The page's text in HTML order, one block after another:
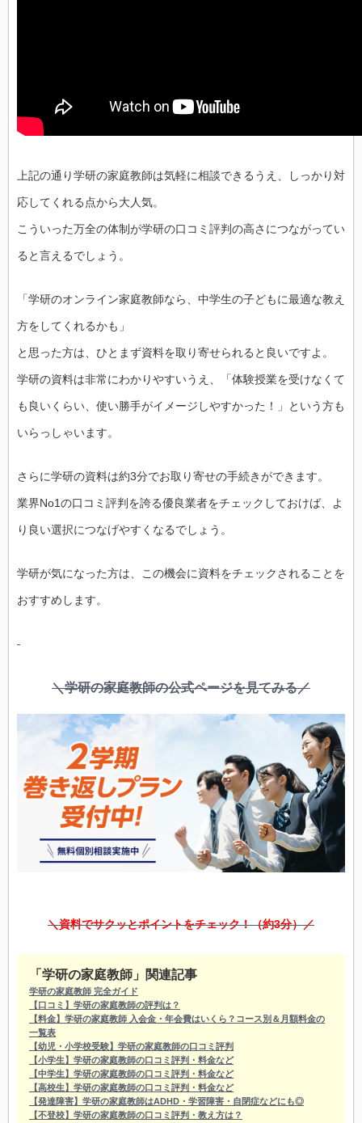
上記の通り学研の家庭教師は気軽に相談できるうえ、しっかり対
応してくれる点から大人気。
こういった万全の体制が学研の口コミ評判の高さにつながってい
ると言えるでしょう。
「学研のオンライン家庭教師なら、中学生の子どもに最適な教え
方をしてくれるかも」
と思った方は、ひとまず資料を取り寄せられると良いですよ。
学研の資料は非常にわかりやすいうえ、「体験授業を受けなくて
も良いくらい、使い勝手がイメージしやすかった！」という方も
いらっしゃいます。
さらに学研の資料は約3分でお取り寄せの手続きができます。
業界No1の口コミ評判を誇る優良業者をチェックしておけば、よ
り良い選択につなげやすくなるでしょう。
学研が気になった方は、この機会に資料をチェックされることを
おすすめします。
＼学研の家庭教師の公式ページを見てみる／
＼資料でサクッとポイントをチェック！（約3分）／
「学研の家庭教師」関連記事
学研の家庭教師 完全ガイド
【口コミ】学研の家庭教師の評判は？
【料金】学研の家庭教師 入会金・年会費はいくら？コース別＆月額料金の
一覧表
【幼児・小学校受験】学研の家庭教師の口コミ評判
【小学生】学研の家庭教師の口コミ評判・料金など
【中学生】学研の家庭教師の口コミ評判・料金など
【高校生】学研の家庭教師の口コミ評判・料金など
【発達障害】学研の家庭教師はADHD・学習障害・自閉症などにも◎
【不登校】学研の家庭教師の口コミ評判・教え方は？